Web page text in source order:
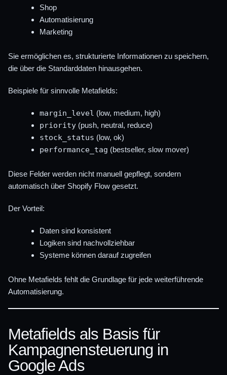
Shop
Automatisierung
Marketing
Sie ermöglichen es, strukturierte Informationen zu speichern,
die über die Standarddaten hinausgehen.
Beispiele für sinnvolle Metafields:
margin_level (low, medium, high)
priority (push, neutral, reduce)
stock_status (low, ok)
performance_tag (bestseller, slow mover)
Diese Felder werden nicht manuell gepflegt, sondern
automatisch über Shopify Flow gesetzt.
Der Vorteil:
Daten sind konsistent
Logiken sind nachvollziehbar
Systeme können darauf zugreifen
Ohne Metafields fehlt die Grundlage für jede weiterführende
Automatisierung.
Metafields als Basis für
Kampagnensteuerung in
Google Ads